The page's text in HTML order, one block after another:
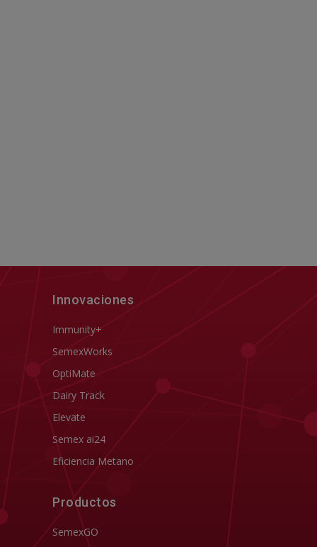
Innovaciones
Immunity+
SemexWorks
OptiMate
Dairy Track
Elevate
Semex ai24
Eficiencia Metano
Productos
SemexGO